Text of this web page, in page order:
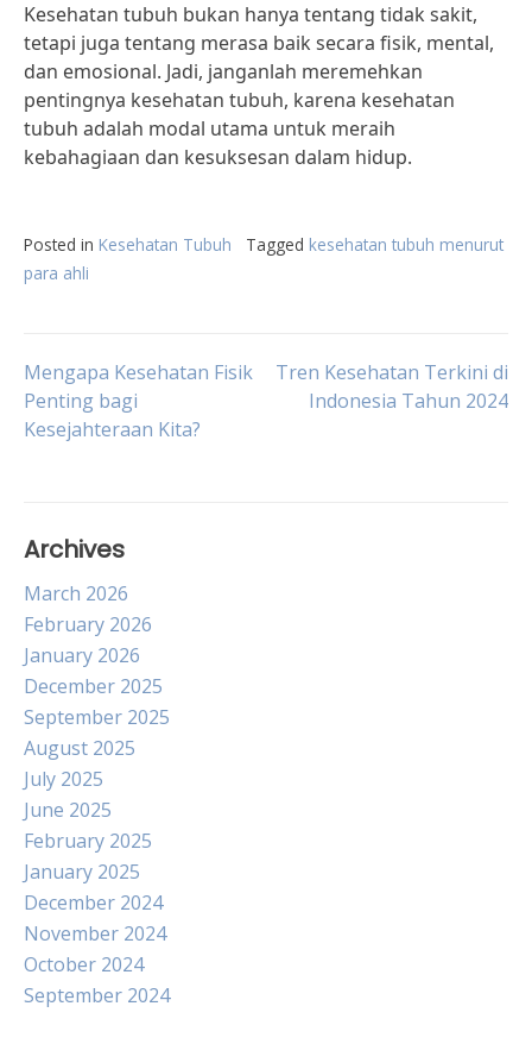
Kesehatan tubuh bukan hanya tentang tidak sakit,
tetapi juga tentang merasa baik secara fisik, mental,
dan emosional. Jadi, janganlah meremehkan
pentingnya kesehatan tubuh, karena kesehatan
tubuh adalah modal utama untuk meraih
kebahagiaan dan kesuksesan dalam hidup.
Posted in Kesehatan Tubuh Tagged kesehatan tubuh menurut
para ahli
Post
navigation
Mengapa Kesehatan Fisik
Penting bagi
Kesejahteraan Kita?
Tren Kesehatan Terkini di
Indonesia Tahun 2024
Archives
March 2026
February 2026
January 2026
December 2025
September 2025
August 2025
July 2025
June 2025
February 2025
January 2025
December 2024
November 2024
October 2024
September 2024